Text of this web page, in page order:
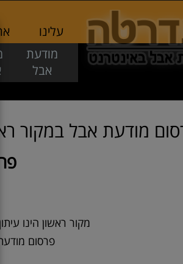
עלינו
מודעת
אבל
מודעת אבל במקור
מקור ראשון הינו
פרסום מודעת